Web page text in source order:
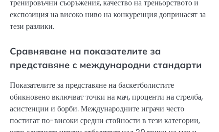
тренировъчни съоръжения, качество на треньорството и
експозиция на високо ниво на конкуренция допринасят за
тези разлики.
Сравняване на показателите за
представяне с международни стандарти
Показателите за представяне на баскетболистите
обикновено включват точки на мач, проценти на стрелба,
асистенции и борби. Международните играчи често
постигат по-високи средни стойности в тези категории,